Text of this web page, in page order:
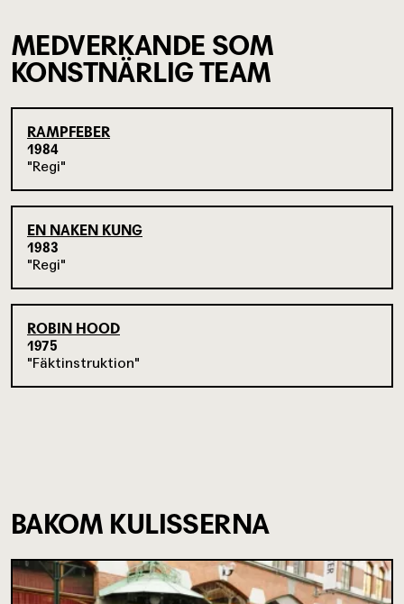
MEDVERKANDE SOM
KONSTNÄRLIG TEAM
RAMPFEBER
1984
Regi
EN NAKEN KUNG
1983
Regi
ROBIN HOOD
1975
Fäktinstruktion
BAKOM KULISSERNA